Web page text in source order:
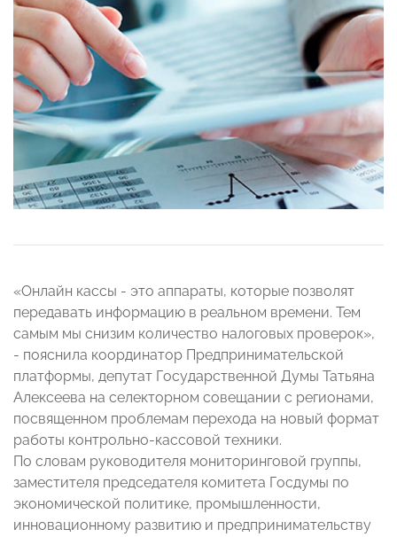
«Онлайн кассы - это аппараты, которые позволят
передавать информацию в реальном времени. Тем
самым мы снизим количество налоговых проверок»,
- пояснила координатор Предпринимательской
платформы, депутат Государственной Думы Татьяна
Алексеева на селекторном совещании с регионами,
посвященном проблемам перехода на новый формат
работы контрольно-кассовой техники.
По словам руководителя мониторинговой группы,
заместителя председателя комитета Госдумы по
экономической политике, промышленности,
инновационному развитию и предпринимательству